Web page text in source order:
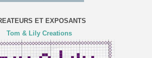
ET EXPOSANTS
Tom & Lily Creations